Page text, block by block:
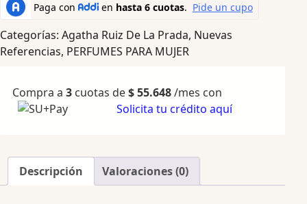
Categorías: Agatha Ruiz De La Prada, Nuevas
Referencias, PERFUMES PARA MUJER
Compra a 3 cuotas de$55.648/mes con
Solicita tu crédito aquí
Descripción Valoraciones (0)